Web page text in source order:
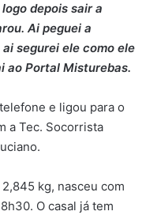
depois sair a
Ai peguei a
segurei ele como ele
ao Portal Misturebas.
e ligou para o
a Tec. Socorrista
kg, nasceu com
O casal já tem